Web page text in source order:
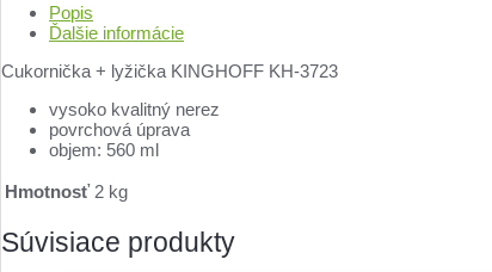
Popis
Ďalšie informácie
Cukornička + lyžička KINGHOFF KH-3723
vysoko kvalitný nerez
povrchová úprava
objem: 560 ml
Hmotnosť 2 kg
Súvisiace produkty